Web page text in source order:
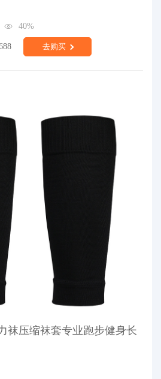
40%
去购买
袜压缩袜套专业跑步健身长